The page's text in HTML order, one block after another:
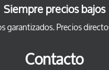
Siempre precios bajos
garantizados. Precios
Contacto